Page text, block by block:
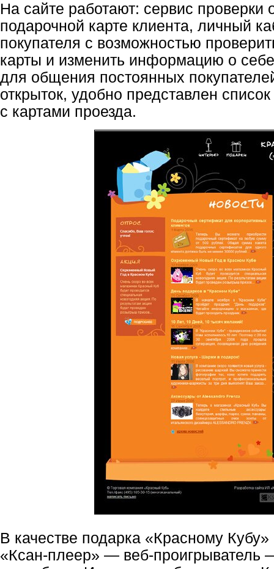
На сайте работают: сервис проверки
подарочной карте клиента, личный
покупателя с возможностью
карты и изменить информацию о
для общения постоянных
открыток, удобно представлен
с картами проезда.
В качестве подарка «Красному
«Ксан-плеер» — веб-проигрыватель